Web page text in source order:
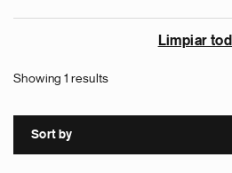
Limpiar
Showing 1 results
Sort by